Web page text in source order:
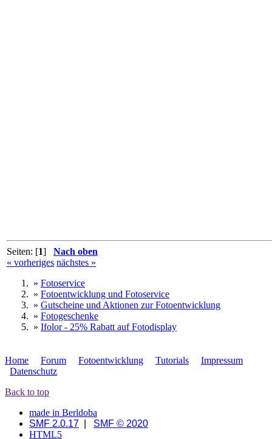
Seiten: [1] Nach oben
« vorheriges nächstes »
» Fotoservice
» Fotoentwicklung und Fotoservice
» Gutscheine und Aktionen zur Fotoentwicklung
» Fotogeschenke
» Ifolor - 25% Rabatt auf Fotodisplay
Home Forum Fotoentwicklung Tutorials
Impressum
Datenschutz
Back to top
made in Berldoba
SMF 2.0.17
SMF © 2020
HTML5